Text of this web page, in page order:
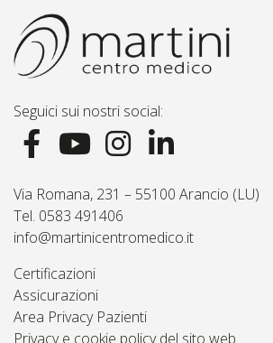
Seguici sui nostri social:
Via Romana, 231 – 55100 Arancio (LU)
Tel. 0583 491406
info@martinicentromedico.it
Certificazioni
Assicurazioni
Area Privacy Pazienti
Privacy e cookie policy del sito web